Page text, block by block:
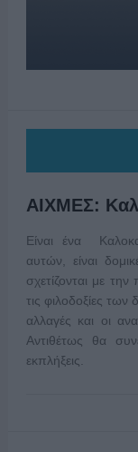
ΑΙΧΜΕΣ:
Είναι ένα
αυτών, είναι
σχετίζονται με
τις φιλοδοξίες
αλλαγές και οι
Αντιθέτως θα
εκπλήξεις.